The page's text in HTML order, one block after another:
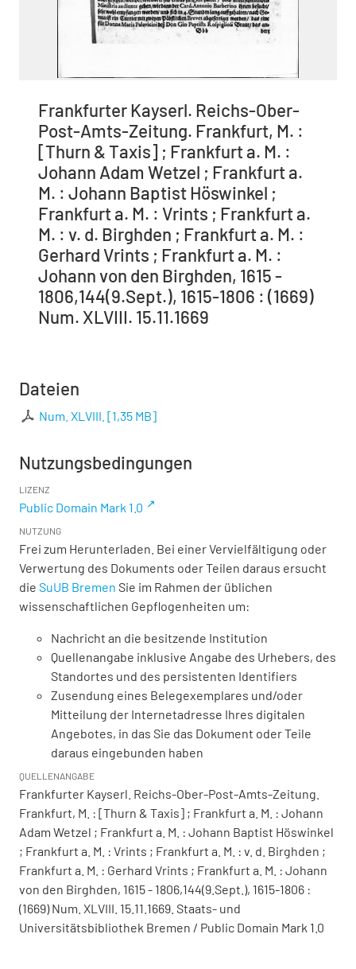
Frankfurter Kayserl. Reichs-Ober-
Post-Amts-Zeitung. Frankfurt, M. :
[Thurn & Taxis] ; Frankfurt a. M. :
Johann Adam Wetzel ; Frankfurt a.
M. : Johann Baptist Höswinkel ;
Frankfurt a. M. : Vrints ; Frankfurt a.
M. : v. d. Birghden ; Frankfurt a. M. :
Gerhard Vrints ; Frankfurt a. M. :
Johann von den Birghden, 1615 -
1806,144(9.Sept.), 1615-1806 : (1669)
Num. XLVIII. 15.11.1669
Dateien
Num. XLVIII. [1,35 MB]
Nutzungsbedingungen
LIZENZ
Public Domain Mark 1.0
NUTZUNG
Frei zum Herunterladen. Bei einer Vervielfältigung oder
Verwertung des Dokuments oder Teilen daraus ersucht
die SuUB Bremen Sie im Rahmen der üblichen
wissenschaftlichen Gepflogenheiten um:
Nachricht an die besitzende Institution
Quellenangabe inklusive Angabe des Urhebers, des
Standortes und des persistenten Identifiers
Zusendung eines Belegexemplares und/oder
Mitteilung der Internetadresse Ihres digitalen
Angebotes, in das Sie das Dokument oder Teile
daraus eingebunden haben
QUELLENANGABE
Frankfurter Kayserl. Reichs-Ober-Post-Amts-Zeitung.
Frankfurt, M. : [Thurn & Taxis] ; Frankfurt a. M. : Johann
Adam Wetzel ; Frankfurt a. M. : Johann Baptist Höswinkel
; Frankfurt a. M. : Vrints ; Frankfurt a. M. : v. d. Birghden ;
Frankfurt a. M. : Gerhard Vrints ; Frankfurt a. M. : Johann
von den Birghden, 1615 - 1806,144(9.Sept.), 1615-1806 :
(1669) Num. XLVIII. 15.11.1669. Staats- und
Universitätsbibliothek Bremen / Public Domain Mark 1.0